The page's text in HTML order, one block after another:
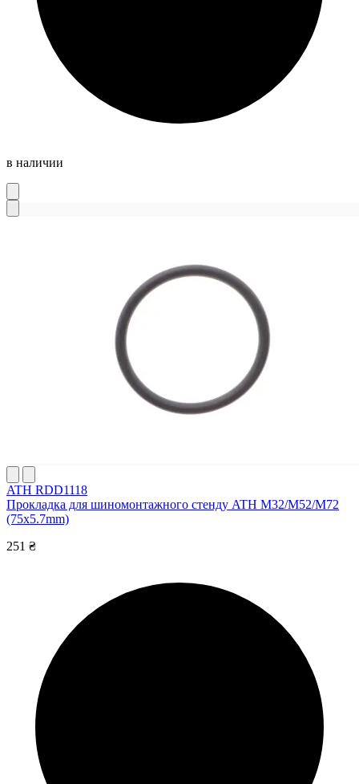
в наличии
ATH RDD1118
Прокладка для шиномонтажного стенду ATH M32/M52/M72
(75x5.7mm)
251 ₴